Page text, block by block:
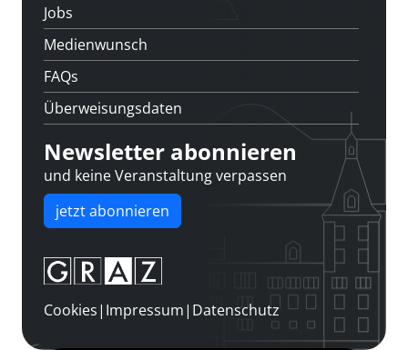
Jobs
Medienwunsch
FAQs
Überweisungsdaten
Newsletter abonnieren
und keine Veranstaltung verpassen
jetzt abonnieren
Cookies| Impressum| Datenschutz